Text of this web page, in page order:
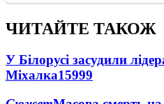
ЧИТАЙТЕ ТАКОЖ
У Білорусі засудили
Міхалка15999